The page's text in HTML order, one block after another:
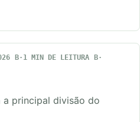
1 MIN DE LEITURA
a principal divisão do